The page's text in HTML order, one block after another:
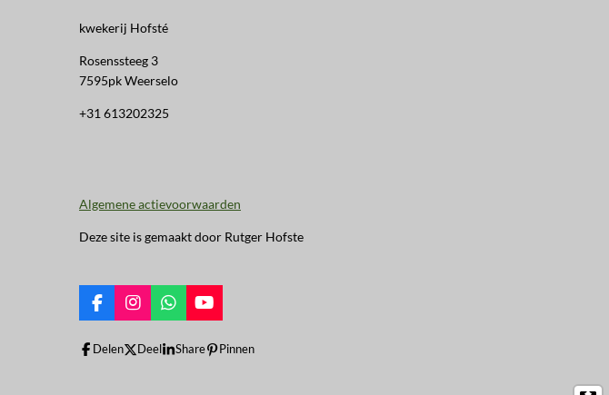
kwekerij Hofsté
Rosenssteeg 3
7595pk Weerselo
+31 613202325
Algemene actievoorwaarden
Deze site is gemaakt door Rutger Hofste
F
a
c
e
I
n
s
t
W
h
a
t
Y
o
u
T
Delen Deel Share Pinnen